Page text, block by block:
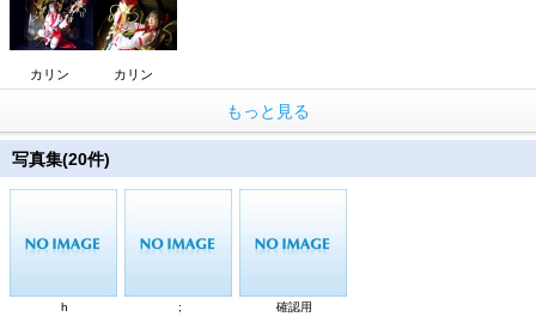
カリン カリン
もっと見る
写真集(20件)
h ; 確認用